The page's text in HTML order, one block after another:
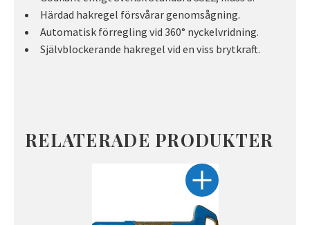
Härdad hakregel försvårar genomsågning.
Automatisk förregling vid 360° nyckelvridning.
Självblockerande hakregel vid en viss brytkraft.
RELATERADE PRODUKTER